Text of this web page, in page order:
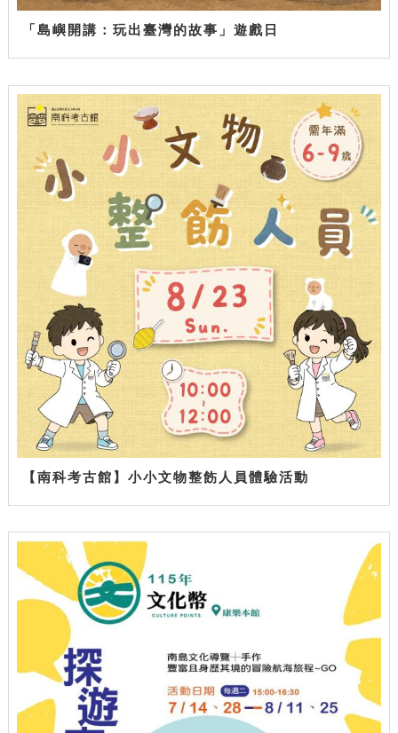
「島嶼開講：玩出臺灣的故事」遊戲日
【南科考古館】小小文物整飭人員體驗活動